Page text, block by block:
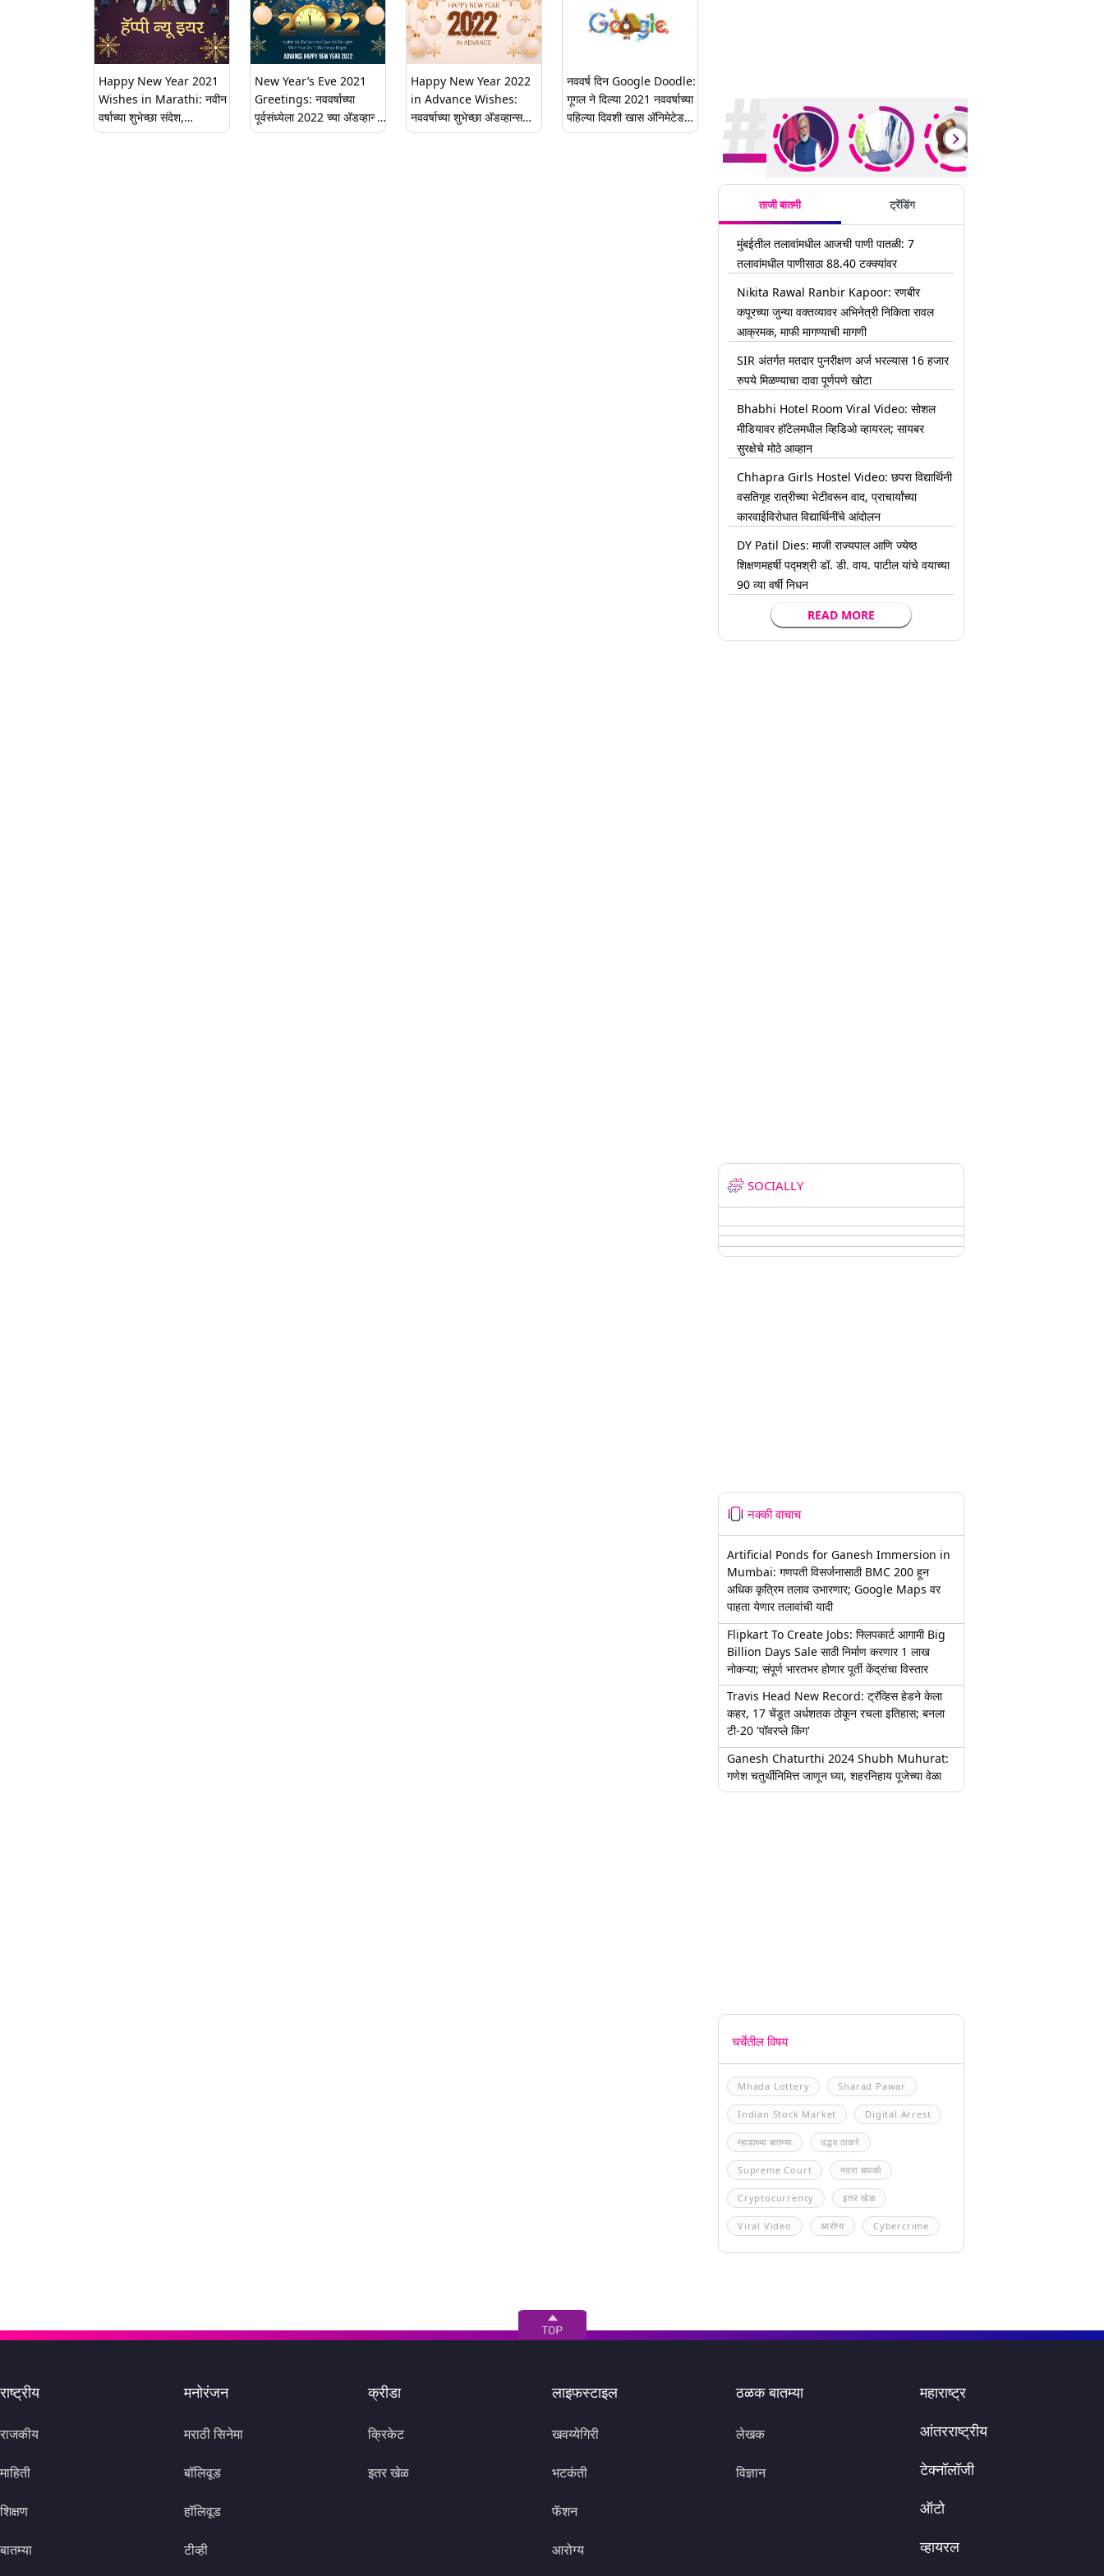
Happy New Year 2021
Wishes in Marathi: नवीन
वर्षाच्या शुभेच्छा संदेश,
WhatsApp Status,
New Year’s Eve 2021
Greetings: नववर्षाच्या
पूर्वसंध्येला 2022 च्या अ‍ॅडव्हान्स
मध्ये शुभेच्छा देण्यासाठी खास
Happy New Year 2022
in Advance Wishes:
नववर्षाच्या शुभेच्छा अ‍ॅडव्हान्स
मध्ये देण्यासाठी खास शुभेच्छापत्रं,
नववर्ष दिन Google Doodle:
गूगल ने दिल्या 2021 नववर्षाच्या
पहिल्या दिवशी खास अ‍ॅनिमेटेड
डूडल द्वारा शुभेच्छा!
ताजी बातमी ट्रेंडिंग
मुंबईतील तलावांमधील आजची पाणी पातळी: 7
तलावांमधील पाणीसाठा 88.40 टक्क्यांवर
Nikita Rawal Ranbir Kapoor: रणबीर
कपूरच्या जुन्या वक्तव्यावर अभिनेत्री निकिता रावल
आक्रमक, माफी मागण्याची मागणी
SIR अंतर्गत मतदार पुनरीक्षण अर्ज भरल्यास 16 हजार
रुपये मिळण्याचा दावा पूर्णपणे खोटा
Bhabhi Hotel Room Viral Video: सोशल
मीडियावर हॉटेलमधील व्हिडिओ व्हायरल; सायबर
सुरक्षेचे मोठे आव्हान
Chhapra Girls Hostel Video: छपरा विद्यार्थिनी
वसतिगृह रात्रीच्या भेटीवरून वाद, प्राचार्यांच्या
कारवाईविरोधात विद्यार्थिनींचे आंदोलन
DY Patil Dies: माजी राज्यपाल आणि ज्येष्ठ
शिक्षणमहर्षी पद्मश्री डॉ. डी. वाय. पाटील यांचे वयाच्या
90 व्या वर्षी निधन
READ MORE
SOCIALLY
नक्की वाचाच
Artificial Ponds for Ganesh Immersion in
Mumbai: गणपती विसर्जनासाठी BMC 200 हून
अधिक कृत्रिम तलाव उभारणार; Google Maps वर
पाहता येणार तलावांची यादी
Flipkart To Create Jobs: फ्लिपकार्ट आगामी Big
Billion Days Sale साठी निर्माण करणार 1 लाख
नोकऱ्या; संपूर्ण भारतभर होणार पूर्ती केंद्रांचा विस्तार
Travis Head New Record: ट्रॅव्हिस हेडने केला
कहर, 17 चेंडूत अर्धशतक ठोकून रचला इतिहास; बनला
टी-20 'पॉवरप्ले किंग'
Ganesh Chaturthi 2024 Shubh Muhurat:
गणेश चतुर्थीनिमित्त जाणून घ्या, शहरनिहाय पूजेच्या वेळा
चर्चेतील विषय
Mhada Lottery Sharad Pawar
Indian Stock Market Digital Arrest
म्हाडाच्या बातम्या उद्धव ठाकरे
Supreme Court नवरा बायको
Cryptocurrency इतर खेळ
Viral Video आरोग्य Cybercrime
राष्ट्रीय
राजकीय
माहिती
शिक्षण
बातम्या
मनोरंजन
मराठी सिनेमा
बॉलिवूड
हॉलिवूड
टीव्ही
क्रीडा
क्रिकेट
इतर खेळ
लाइफस्टाइल
खवय्येगिरी
भटकंती
फॅशन
आरोग्य
ठळक बातम्या
लेखक
विज्ञान
महाराष्ट्र
आंतरराष्ट्रीय
टेक्नॉलॉजी
ऑटो
व्हायरल